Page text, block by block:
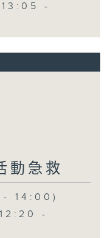
-
動急救
- 14:00)
-